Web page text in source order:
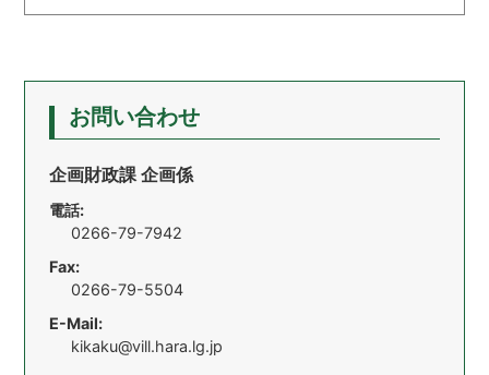
お問い合わせ
企画財政課 企画係
電話:
0266-79-7942
Fax:
0266-79-5504
E-Mail:
kikaku@vill.hara.lg.jp